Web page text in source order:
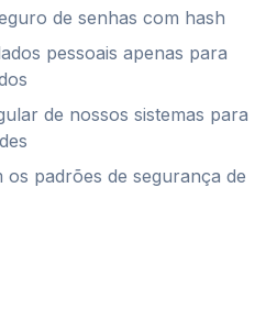
de senhas com hash
pessoais apenas para
de nossos sistemas para
os padrões de segurança de